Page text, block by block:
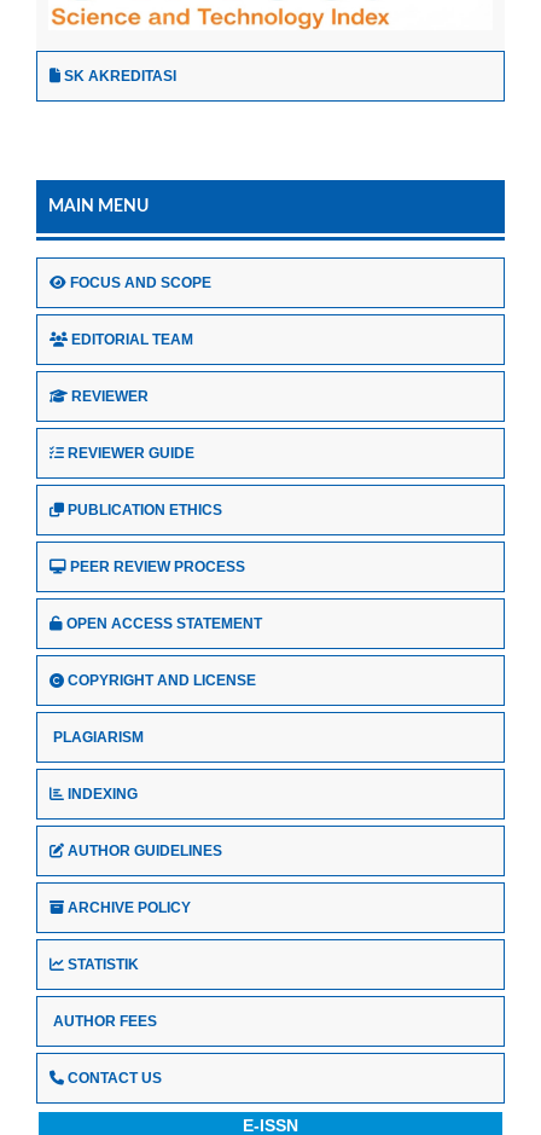
SK AKREDITASI
MAIN MENU
FOCUS AND SCOPE
EDITORIAL TEAM
REVIEWER
REVIEWER GUIDE
PUBLICATION ETHICS
PEER REVIEW PROCESS
OPEN ACCESS STATEMENT
COPYRIGHT AND LICENSE
PLAGIARISM
INDEXING
AUTHOR GUIDELINES
ARCHIVE POLICY
STATISTIK
AUTHOR FEES
CONTACT US
E-ISSN